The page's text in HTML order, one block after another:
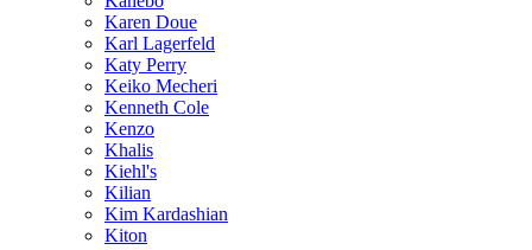
Karen Doue
Karl Lagerfeld
Katy Perry
Keiko Mecheri
Kenneth Cole
Kenzo
Khalis
Kiehl's
Kilian
Kim Kardashian
Kiton